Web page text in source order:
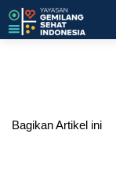
Bagikan Artikel ini